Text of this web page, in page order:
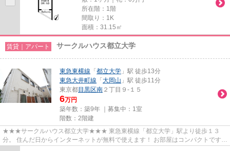
所在階：1階
間取り：1K
面積：31.15㎡
賃貸｜アパート サークルハウス都立大学
東急東横線 「 都立大学 」駅 徒歩13分
東急大井町線 「 大岡山 」駅 徒歩11分
東京都目黒区南 ２丁目９-１５
6万円
築年数：築9年 ｜募集中： 1室
階数：2階建
★★★サークルハウス都立大学★★★ 東急東横線「都立大学」駅より徒歩１３
分。 住んだ日からインターネットが無料で使えます！ お部屋はコンパクトです